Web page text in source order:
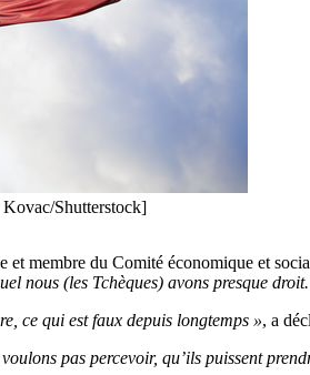
Kovac/Shutterstock]
et membre du Comité économique et
nous (les Tchèques) avons presque
ce qui est faux depuis longtemps », a
pas percevoir, qu’ils puissent